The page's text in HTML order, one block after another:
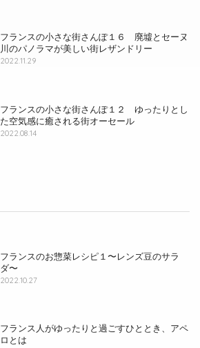
フランスの小さな街さんぽ１６ 廃墟とセーヌ
川のパノラマが美しい街レザンドリー
2022.11.29
フランスの小さな街さんぽ１２ ゆったりとし
た空気感に癒される街オーセール
2022.08.14
フランスのお惣菜レシピ１〜レンズ豆のサラ
ダ〜
2022.10.27
フランス人がゆったりと過ごすひととき、アペ
ロとは